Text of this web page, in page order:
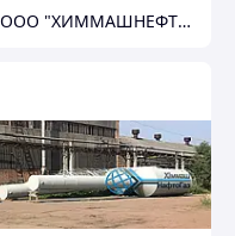
ООО "ХИММАШНЕФТЕГАЗ"